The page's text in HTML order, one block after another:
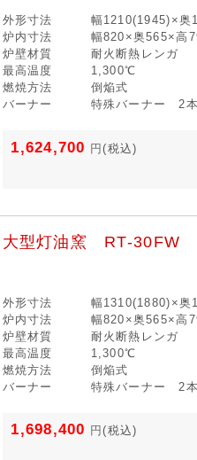
外形寸法
幅1210(1945)×
炉内寸法
幅820×奥565×高
炉壁材質
耐火断熱レンガ
最高温度
1,300℃
燃焼方法
倒焔式
バーナー
特殊バーナー 2本
1,624,700 円(税込)
大型灯油窯 RT-30FW
外形寸法
幅1310(1880)×
炉内寸法
幅820×奥565×高
炉壁材質
耐火断熱レンガ
最高温度
1,300℃
燃焼方法
倒焔式
バーナー
特殊バーナー 2本
1,698,400 円(税込)